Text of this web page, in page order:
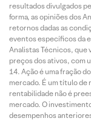
resultados divulgados
forma, as opiniões dos
retornos dadas as
eventos específicos da
Analistas Técnicos, que
preços dos ativos, com
Ação é uma fração
mercado. É um título de
rentabilidade não é
mercado. O
desempenhos